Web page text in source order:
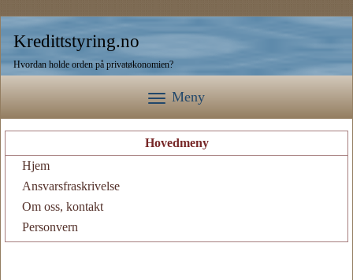
Hvordan holde orden på privatøkonomien?
Kredittstyring.no
Meny
Hovedmeny
Hjem
Ansvarsfraskrivelse
Om oss, kontakt
Personvern